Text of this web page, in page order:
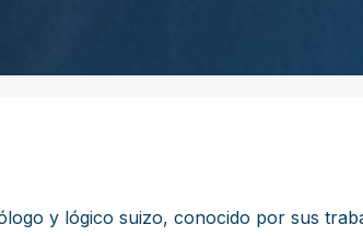
y lógico suizo, conocido por sus